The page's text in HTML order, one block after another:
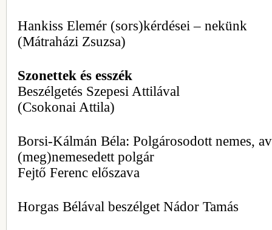
Hankiss Elemér (sors)kérdései – nekünk
(Mátraházi Zsuzsa)
Szonettek és esszék
Beszélgetés Szepesi Attilával
(Csokonai Attila)
Borsi-Kálmán Béla: Polgárosodott nemes,
(meg)nemesedett polgár
Fejtő Ferenc előszava
Horgas Bélával beszélget Nádor Tamás